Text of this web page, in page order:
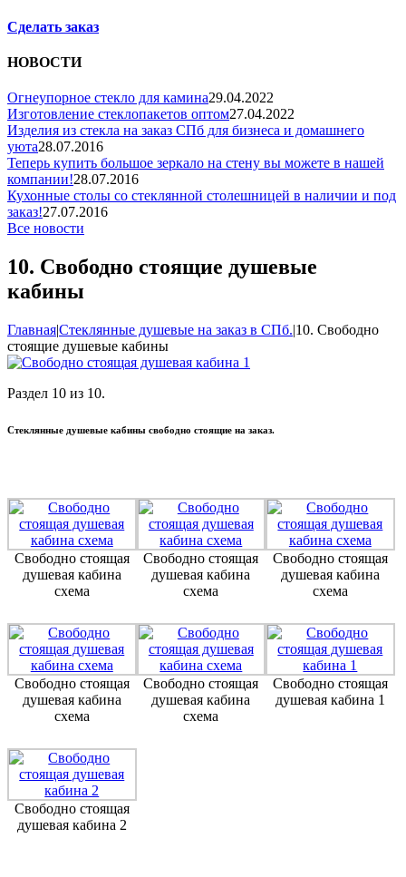
Сделать заказ
НОВОСТИ
Огнеупорное стекло для камина29.04.2022
Изготовление стеклопакетов оптом27.04.2022
Изделия из стекла на заказ СПб для бизнеса и домашнего
уюта28.07.2016
Теперь купить большое зеркало на стену вы можете в нашей
компании!28.07.2016
Кухонные столы со стеклянной столешницей в наличии и под
заказ!27.07.2016
Все новости
10. Свободно стоящие душевые
кабины
Главная|Стеклянные душевые на заказ в СПб.|10. Свободно
стоящие душевые кабины
Раздел 10 из 10.
Стеклянные душевые кабины свободно стоящие на заказ.
Свободно стоящая
душевая кабина
схема
Свободно стоящая
душевая кабина
схема
Свободно стоящая
душевая кабина
схема
Свободно стоящая
душевая кабина
схема
Свободно стоящая
душевая кабина
схема
Свободно стоящая
душевая кабина 1
Свободно стоящая
душевая кабина 2